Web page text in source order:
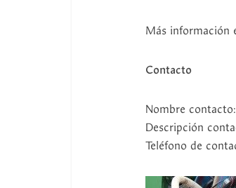
Más información
Contacto
Nombre
Descripción
Teléfono de